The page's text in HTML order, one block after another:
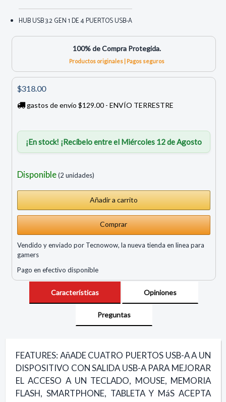
HUB USB 3.2 GEN 1 DE 4 PUERTOS USB-A
100% de Compra Protegida.
Productos originales | Pagos seguros
$318.00
gastos de envío $129.00 - ENVÍO TERRESTRE
¡En stock! ¡Recíbelo entre el Miércoles 12 de Agosto
Disponible(2 unidades)
Comprar
Vendido y enviado por Tecnowow, la nueva tienda en linea para
gamers
Pago en efectivo disponible
Características Opiniones
Preguntas
FEATURES: AñADE CUATRO PUERTOS USB-A A UN
DISPOSITIVO CON SALIDA USB-A PARA MEJORAR
EL ACCESO A UN TECLADO, MOUSE, MEMORIA
FLASH, SMARTPHONE, TABLETA Y MáS ACEPTA